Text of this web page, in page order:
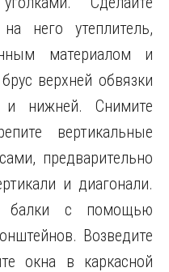
него утеплитель,
материалом и
верхней обвязки
нижней. Снимите
вертикальные
предварительно
и диагонали.
балки с помощью
Возведите
окна в каркасной